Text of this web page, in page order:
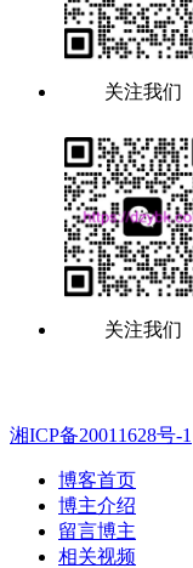
关注我们
关注我们
湘ICP备20011628号-1
博客首页
博主介绍
留言博主
相关视频